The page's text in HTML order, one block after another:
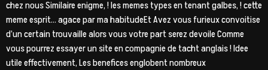
chez nous Similaire enigme, ! les memes types en tenant galbes, ! cette
meme esprit… agace par ma habitudeEt Avez vous furieux convoitise
d’un certain trouvaille alors vous votre part serez devoile Comme
vous pourrez essayer un site en compagnie de tacht anglais ! Idee
utile effectivement, Les benefices englobent nombreux